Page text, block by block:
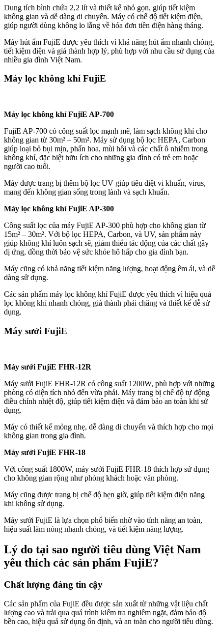
Dung tích bình chứa 2,2 lít và thiết kế nhỏ gọn, giúp tiết kiệm
không gian và dễ dàng di chuyển. Máy có chế độ tiết kiệm điện,
giúp người dùng không lo lắng về hóa đơn tiền điện hàng tháng.
Máy hút ẩm FujiE được yêu thích vì khả năng hút ẩm nhanh chóng,
tiết kiệm điện và giá thành hợp lý, phù hợp với nhu cầu sử dụng của
nhiều gia đình Việt Nam.
Máy lọc không khí FujiE
Máy lọc không khí FujiE AP-700
FujiE AP-700 có công suất lọc mạnh mẽ, làm sạch không khí cho
không gian từ 30m² – 50m². Máy sử dụng bộ lọc HEPA, Carbon
giúp loại bỏ bụi mịn, phấn hoa, mùi hôi và các chất ô nhiễm trong
không khí, đặc biệt hữu ích cho những gia đình có trẻ em hoặc
người cao tuổi.
Máy được trang bị thêm bộ lọc UV giúp tiêu diệt vi khuẩn, virus,
mang đến không gian sống trong lành và sạch khuẩn.
Máy lọc không khí FujiE AP-300
Công suất lọc của máy FujiE AP-300 phù hợp cho không gian từ
15m² – 30m². Với bộ lọc HEPA, Carbon, và UV, sản phẩm này
giúp không khí luôn sạch sẽ, giảm thiểu tác động của các chất gây
dị ứng, đồng thời bảo vệ sức khỏe hô hấp cho gia đình bạn.
Máy cũng có khả năng tiết kiệm năng lượng, hoạt động êm ái, và dễ
dàng sử dụng.
Các sản phẩm máy lọc không khí FujiE được yêu thích vì hiệu quả
lọc không khí nhanh chóng, giá thành phải chăng và thiết kế dễ sử
dụng.
Máy sưởi FujiE
Máy sưởi FujiE FHR-12R
Máy sưởi FujiE FHR-12R có công suất 1200W, phù hợp với những
phòng có diện tích nhỏ đến vừa phải. Máy trang bị chế độ tự động
điều chỉnh nhiệt độ, giúp tiết kiệm điện và đảm bảo an toàn khi sử
dụng.
Máy có thiết kế mỏng nhẹ, dễ dàng di chuyển và thích hợp cho mọi
không gian trong gia đình.
Máy sưởi FujiE FHR-18
Với công suất 1800W, máy sưởi FujiE FHR-18 thích hợp sử dụng
cho không gian rộng như phòng khách hoặc văn phòng.
Máy cũng được trang bị chế độ hẹn giờ, giúp tiết kiệm điện năng
khi không sử dụng.
Máy sưởi FujiE là lựa chọn phổ biến nhờ vào tính năng an toàn,
hiệu suất làm nóng nhanh chóng, và tiết kiệm năng lượng.
Lý do tại sao người tiêu dùng Việt Nam
yêu thích các sản phẩm FujiE?
Chất lượng đáng tin cậy
Các sản phẩm của FujiE đều được sản xuất từ những vật liệu chất
lượng cao và trải qua quá trình kiểm tra nghiêm ngặt, đảm bảo độ
bền cao, hiệu quả sử dụng ổn định, và an toàn cho người tiêu dùng.